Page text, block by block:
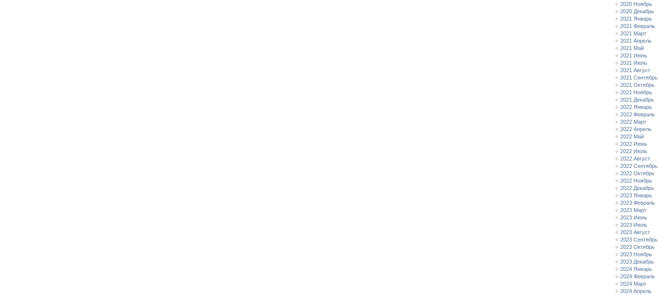
2020 Ноябрь
2020 Декабрь
2021 Январь
2021 Февраль
2021 Март
2021 Апрель
2021 Май
2021 Июнь
2021 Июль
2021 Август
2021 Сентябрь
2021 Октябрь
2021 Ноябрь
2021 Декабрь
2022 Январь
2022 Февраль
2022 Март
2022 Апрель
2022 Май
2022 Июнь
2022 Июль
2022 Август
2022 Сентябрь
2022 Октябрь
2022 Ноябрь
2022 Декабрь
2023 Январь
2023 Февраль
2023 Март
2023 Июнь
2023 Июль
2023 Август
2023 Сентябрь
2023 Октябрь
2023 Ноябрь
2023 Декабрь
2024 Январь
2024 Февраль
2024 Март
2024 Апрель